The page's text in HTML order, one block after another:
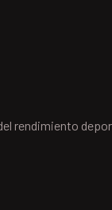
rendimiento